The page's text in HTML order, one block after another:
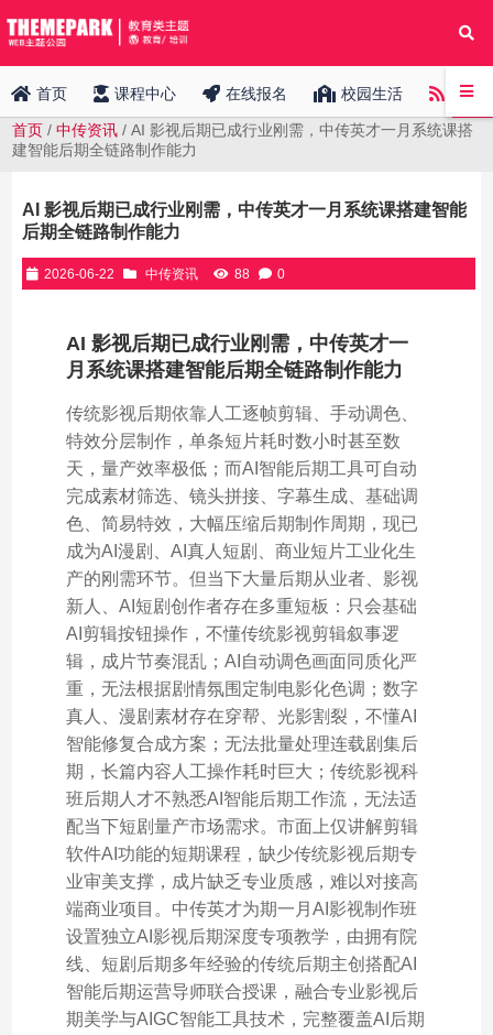
首页 课程中心 在线报名 校园生活 中传
首页 /中传资讯 / AI 影视后期已成行业刚需，中传英才一月系统课搭
建智能后期全链路制作能力
AI 影视后期已成行业刚需，中传英才一月系统课搭建智能
后期全链路制作能力
2026-06-22 中传资讯 88 0
AI 影视后期已成行业刚需，中传英才一
月系统课搭建智能后期全链路制作能力
传统影视后期依靠人工逐帧剪辑、手动调色、
特效分层制作，单条短片耗时数小时甚至数
天，量产效率极低；而AI智能后期工具可自动
完成素材筛选、镜头拼接、字幕生成、基础调
色、简易特效，大幅压缩后期制作周期，现已
成为AI漫剧、AI真人短剧、商业短片工业化生
产的刚需环节。但当下大量后期从业者、影视
新人、AI短剧创作者存在多重短板：只会基础
AI剪辑按钮操作，不懂传统影视剪辑叙事逻
辑，成片节奏混乱；AI自动调色画面同质化严
重，无法根据剧情氛围定制电影化色调；数字
真人、漫剧素材存在穿帮、光影割裂，不懂AI
智能修复合成方案；无法批量处理连载剧集后
期，长篇内容人工操作耗时巨大；传统影视科
班后期人才不熟悉AI智能后期工作流，无法适
配当下短剧量产市场需求。市面上仅讲解剪辑
软件AI功能的短期课程，缺少传统影视后期专
业审美支撑，成片缺乏专业质感，难以对接高
端商业项目。中传英才为期一月AI影视制作班
设置独立AI影视后期深度专项教学，由拥有院
线、短剧后期多年经验的传统后期主创搭配AI
智能后期运营导师联合授课，融合专业影视后
期美学与AIGC智能工具技术，完整覆盖AI后期